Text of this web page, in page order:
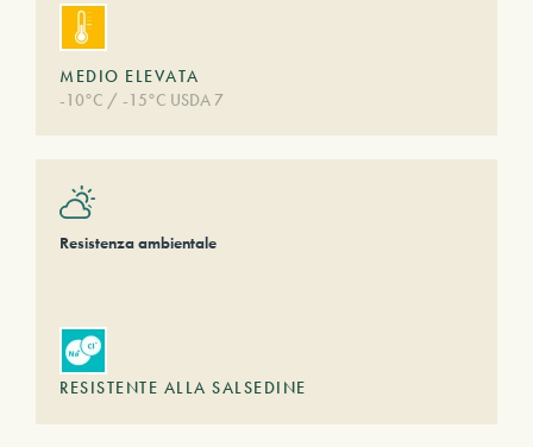
MEDIO ELEVATA
-10°C / -15°C USDA 7
Resistenza ambientale
RESISTENTE ALLA SALSEDINE